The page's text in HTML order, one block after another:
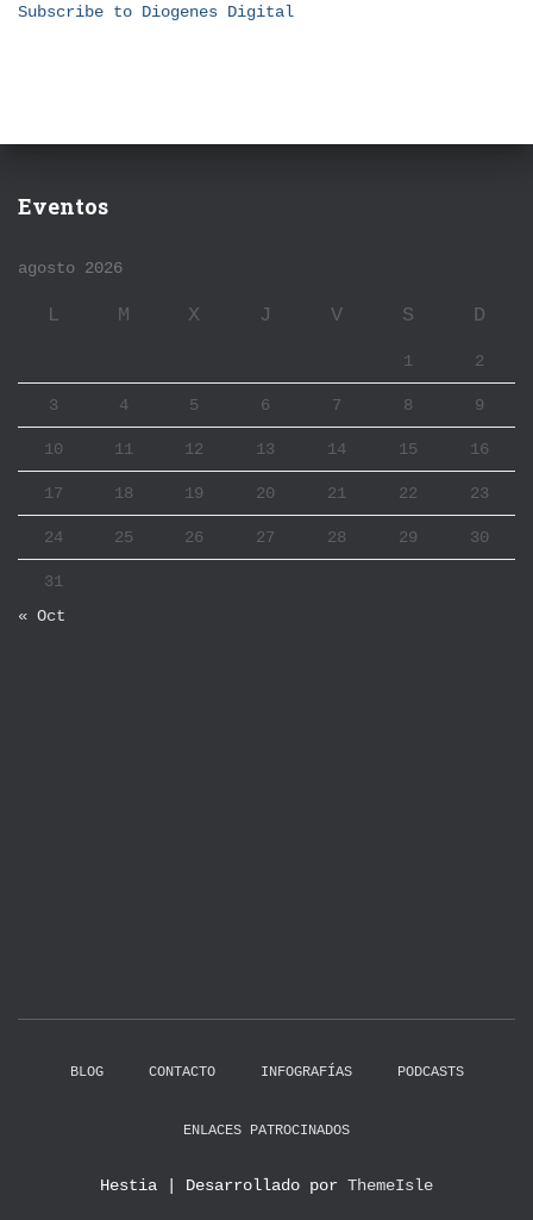
Subscribe to Diogenes Digital
Eventos
agosto 2026
L M X J V S D
1 2
3 4 5 6 7 8 9
10 11 12 13 14 15 16
17 18 19 20 21 22 23
24 25 26 27 28 29 30
31
« Oct
BLOG CONTACTO INFOGRAFÍAS PODCASTS
ENLACES PATROCINADOS
Hestia | Desarrollado por ThemeIsle